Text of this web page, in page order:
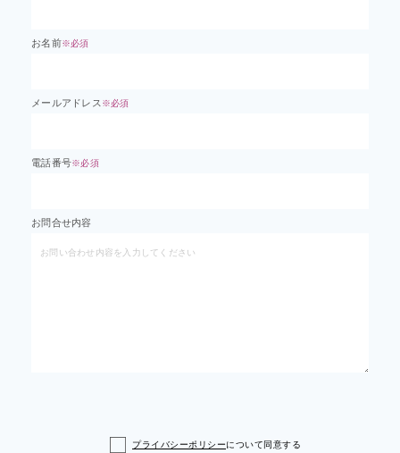
お名前※必須
メールアドレス ※必須
電話番号※必須
お問合せ内容
プライバシーポリシーについて同意する